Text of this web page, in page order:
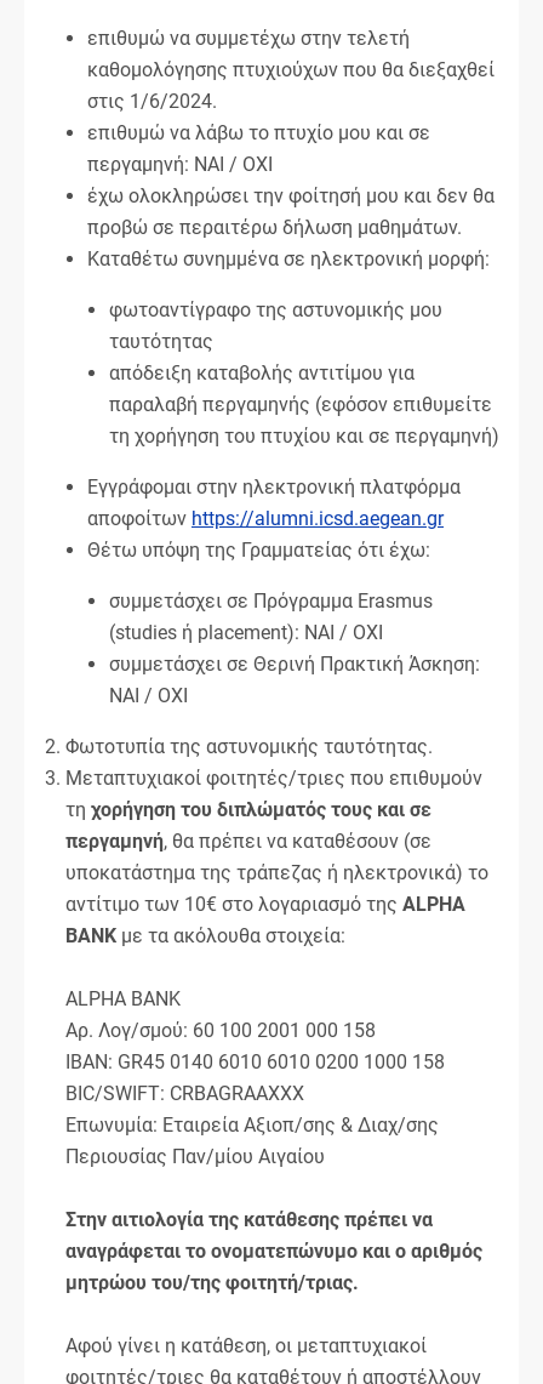
επιθυμώ να συμμετέχω στην τελετή
καθομολόγησης πτυχιούχων που θα διεξαχθεί
στις 1/6/2024.
επιθυμώ να λάβω το πτυχίο μου και σε
περγαμηνή: ΝΑΙ / ΟΧΙ
έχω ολοκληρώσει την φοίτησή μου και δεν θα
προβώ σε περαιτέρω δήλωση μαθημάτων.
Καταθέτω συνημμένα σε ηλεκτρονική μορφή:
φωτοαντίγραφο της αστυνομικής μου
ταυτότητας
απόδειξη καταβολής αντιτίμου για
παραλαβή περγαμηνής (εφόσον επιθυμείτε
τη χορήγηση του πτυχίου και σε περγαμηνή)
Εγγράφομαι στην ηλεκτρονική πλατφόρμα
αποφοίτων https://alumni.icsd.aegean.gr
Θέτω υπόψη της Γραμματείας ότι έχω:
συμμετάσχει σε Πρόγραμμα Erasmus
(studies ή placement): ΝΑΙ / ΟΧΙ
συμμετάσχει σε Θερινή Πρακτική Άσκηση:
ΝΑΙ / ΟΧΙ
Φωτοτυπία της αστυνομικής ταυτότητας.
Μεταπτυχιακοί φοιτητές/τριες που επιθυμούν
τη χορήγηση του διπλώματός τους και σε
περγαμηνή, θα πρέπει να καταθέσουν (σε
υποκατάστημα της τράπεζας ή ηλεκτρονικά) το
αντίτιμο των 10€ στο λογαριασμό της ALPHA
BANK με τα ακόλουθα στοιχεία:
ALPHA BANK
Αρ. Λογ/σμού: 60 100 2001 000 158
IBAN: GR45 0140 6010 6010 0200 1000 158
BIC/SWIFT: CRBAGRAAXXX
Επωνυμία: Εταιρεία Αξιοπ/σης & Διαχ/σης
Περιουσίας Παν/μίου Αιγαίου
Στην αιτιολογία της κατάθεσης πρέπει να
αναγράφεται το ονοματεπώνυμο και ο αριθμός
μητρώου του/της φοιτητή/τριας.
Αφού γίνει η κατάθεση, οι μεταπτυχιακοί
φοιτητές/τριες θα καταθέτουν ή αποστέλλουν